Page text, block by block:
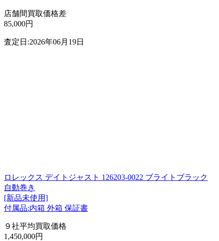
店舗間買取価格差
85,000円
査定日:2026年06月19日
ロレックス デイトジャスト 126203-0022 ブライトブラック
自動巻き
[新品未使用]
付属品:内箱 外箱 保証書
９社平均買取価格
1,450,000円